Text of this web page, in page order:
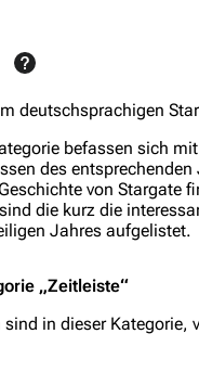
deutschsprachigen
befassen sich
des entsprechenden
von Stargate
die kurz die
Jahres aufgelistet.
„Zeitleiste“
sind in dieser Kategorie,